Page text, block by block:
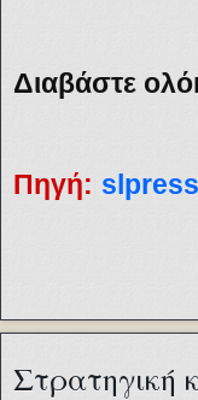
Διαβάστε
Πηγή:
Στρατηγική